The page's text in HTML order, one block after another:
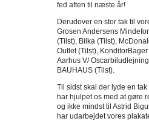
fed aften til næste år!
Derudover en stor tak til
Grosen Andersens
(Tilst), Bilka (Tilst),
Outlet (Tilst),
Aarhus V/
BAUHAUS (Tilst).
Til sidst skal der lyde en
har hjulpet os med at gøre
og ikke mindst til Astrid
har udarbejdet vores